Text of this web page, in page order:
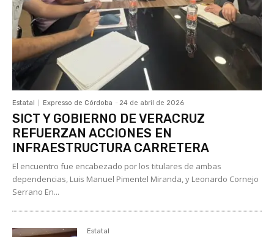
Estatal Expresso de Córdoba - 24 de abril de 2026
SICT Y GOBIERNO DE VERACRUZ
REFUERZAN ACCIONES EN
INFRAESTRUCTURA CARRETERA
El encuentro fue encabezado por los titulares de ambas
dependencias, Luis Manuel Pimentel Miranda, y Leonardo Cornejo
Serrano En...
Estatal